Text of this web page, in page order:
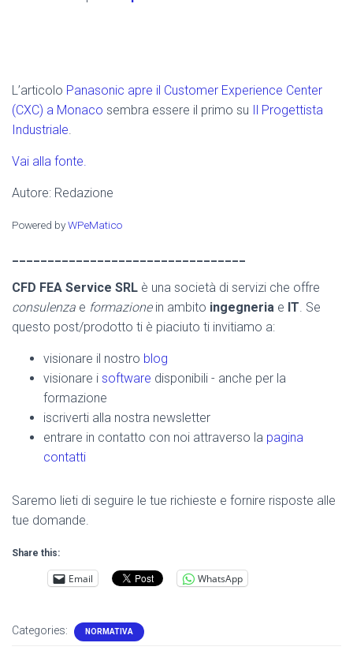
L’articolo Panasonic apre il Customer Experience Center
(CXC) a Monaco sembra essere il primo su
Il Progettista
Industriale.
Vai alla fonte.
Autore: Redazione
Powered byWPeMatico
CFD FEA Service SRL è una società di servizi che offre
consulenza e formazionein ambito ingegneria e IT. Se
questo post/prodotto ti è piaciuto ti invitiamo a:
visionare il nostro blog
visionare i software disponibili - anche per la
formazione
iscriverti alla nostra newsletter
entrare in contatto con noi attraverso la pagina
contatti
Saremo lieti di seguire le tue richieste e fornire risposte alle
tue domande.
Share this:
Email WhatsApp
Categories: NORMATIVA